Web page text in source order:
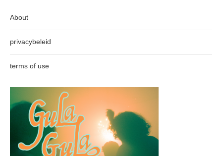
About
privacybeleid
terms of use